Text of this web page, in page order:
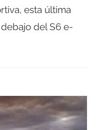
esta última
del S6 e-